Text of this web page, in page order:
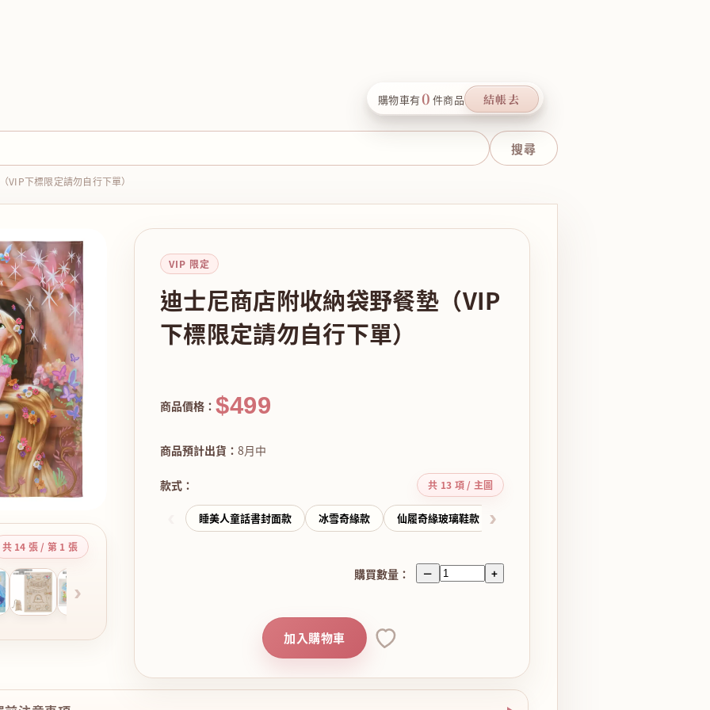
購物車有0 件商品 結帳去
下標限定請勿自行下單）
共 14 張 / 第 1 張
›
VIP 限定
迪士尼商店附收納袋野餐墊（VIP
下標限定請勿自行下單）
商品價格： $499
商品預計出貨： 8月中
款式： 共 13 項 / 主圖
睡美人童話書封面款 冰雪奇緣款 仙履奇緣玻璃鞋款 ›
購買數量： － +
加入購物車